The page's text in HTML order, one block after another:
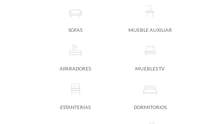
SOFAS MUEBLE AUXILIAR
APARADORES MUEBLES TV
ESTANTERÍAS DORMITORIOS